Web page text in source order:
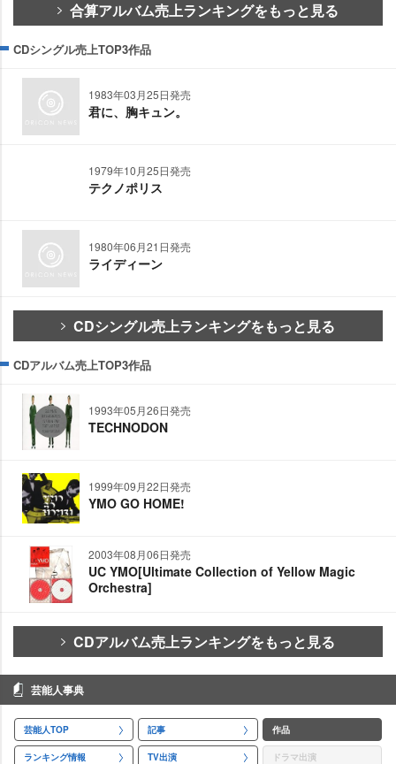
合算アルバム売上ランキングをもっと見る
CDシングル売上TOP3作品
1983年03月25日発売
君に、胸キュン。
1979年10月25日発売
テクノポリス
1980年06月21日発売
ライディーン
CDシングル売上ランキングをもっと見る
CDアルバム売上TOP3作品
1993年05月26日発売
TECHNODON
1999年09月22日発売
YMO GO HOME!
2003年08月06日発売
UC YMO[Ultimate Collection of Yellow Magic
Orchestra]
CDアルバム売上ランキングをもっと見る
芸能人事典
芸能人TOP 記事 作品
ランキング情報 TV出演 ドラマ出演